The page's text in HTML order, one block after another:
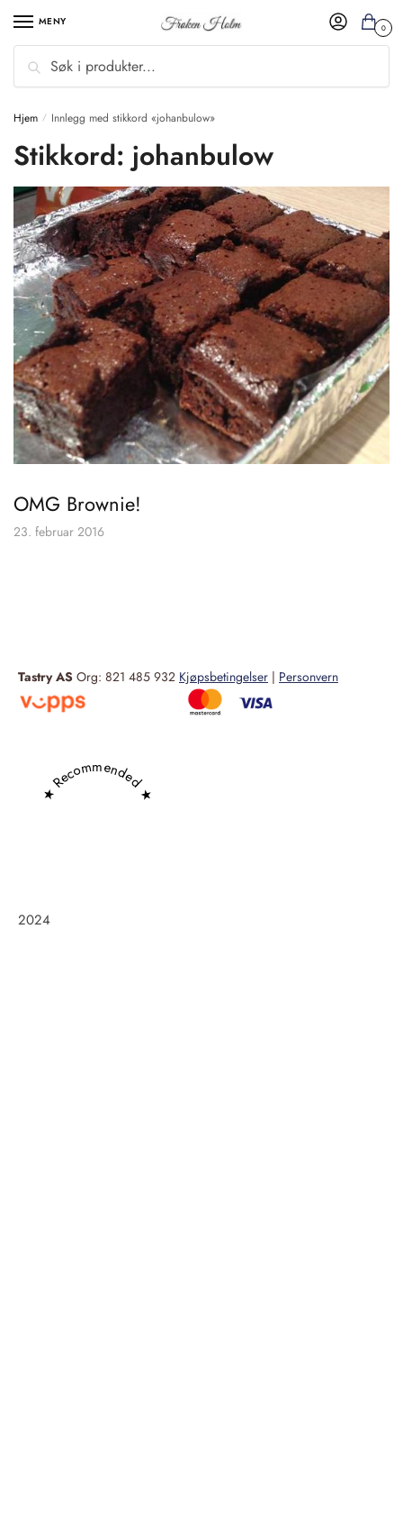
MENY
Søk
0
Hjem / Innlegg med stikkord «johanbulow»
Stikkord: johanbulow
OMG Brownie!
23. februar 2016
Tastry AS Org: 821 485 932 Kjøpsbetingelser | Personvern
★ Recommended ★
2024